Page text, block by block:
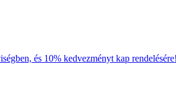
és 10% kedvezményt kap